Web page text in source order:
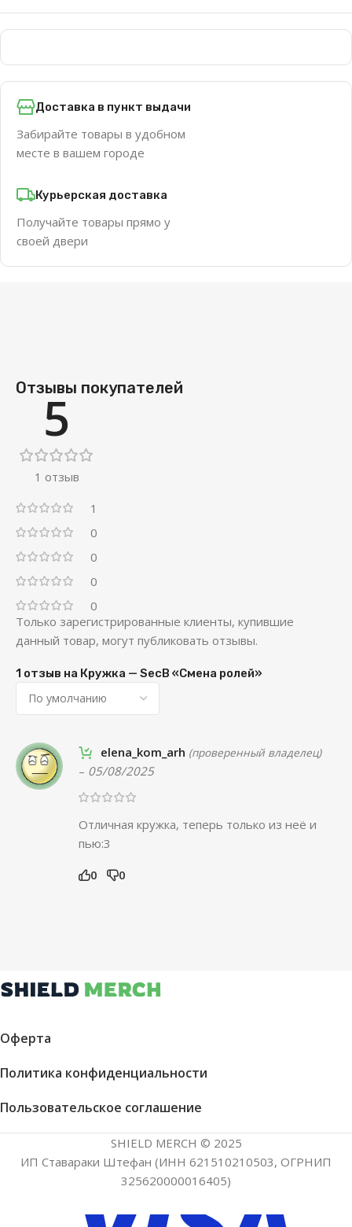
Доставка в пункт выдачи
Забирайте товары в удобном
месте в вашем городе
Курьерская доставка
Получайте товары прямо у
своей двери
Отзывы покупателей
5
1 отзыв
1
0
0
0
0
1 отзыв на Кружка — SecB «Смена ролей»
elena_kom_arh (проверенный владелец)
– 05/08/2025
Отличная кружка, теперь только из неё и
пью:3
0 0
Только зарегистрированные клиенты, купившие
данный товар, могут публиковать отзывы.
Оферта
Политика конфиденциальности
Пользовательское соглашение
SHIELD MERCH © 2025
ИП Ставараки Штефан (ИНН 621510210503, ОГРНИП
325620000016405)